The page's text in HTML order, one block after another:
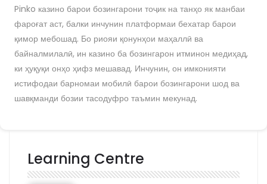
Pinko казино барои бозингарони тоҷик на танҳо як манбаи
фароғат аст, балки инчунин платформаи бехатар барои
қимор мебошад. Бо риояи қонунҳои маҳаллӣ ва
байналмилалӣ, ин казино ба бозингарон итминон медиҳад,
ки ҳуқуқи онҳо ҳифз мешавад. Инчунин, он имконияти
истифодаи барномаи мобилӣ барои бозингарони шод ва
шавқманди бозии тасодуфро таъмин мекунад.
Learning Centre